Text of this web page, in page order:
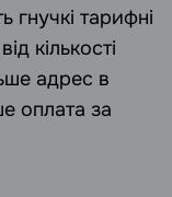
гнучкі тарифні
кількості
адрес в
оплата за